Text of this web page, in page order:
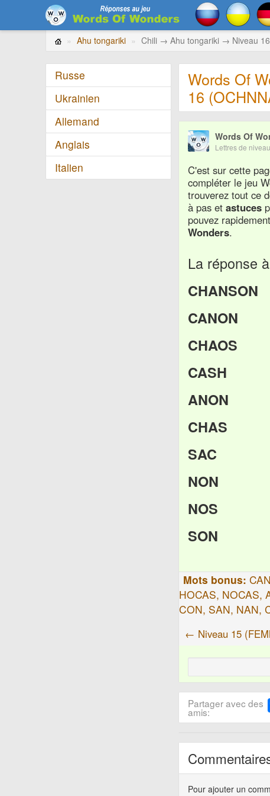
Ahu tongariki Chili → Ahu tongariki → Niveau 16
Words Of
16
Words Of
Lettres de
C'est sur cette
compléter le jeu
trouverez tout ce
à pas etastuces
pouvez
Wonders.
La réponse
CHANSON
CANON
CHAOS
CASH
ANON
CHAS
SAC
NON
NOS
SON
Mots bonus:
HOCAS, NOCAS,
CON, SAN, NAN,
← Niveau 15
Partager avec des
amis:
Pour ajouter un
Russe
Ukrainien
Allemand
Anglais
Italien